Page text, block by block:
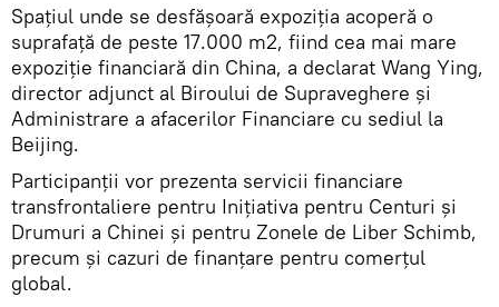
Spaţiul unde se desfăşoară expoziția acoperă o
suprafață de peste 17.000 m2, fiind cea mai mare
expoziție financiară din China, a declarat Wang Ying,
director adjunct al Biroului de Supraveghere și
Administrare a afacerilor Financiare cu sediul la
Beijing.
Participanții vor prezenta servicii financiare
transfrontaliere pentru Inițiativa pentru Centuri și
Drumuri a Chinei și pentru Zonele de Liber Schimb,
precum şi cazuri de finanțare pentru comerțul
global.